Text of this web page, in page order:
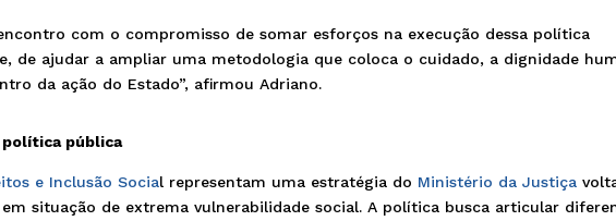
encontro com o compromisso de somar esforços na execução dessa política
de ajudar a ampliar uma metodologia que coloca o cuidado, a dignidade
da ação do Estado”, afirmou Adriano.
política pública
e Inclusão Social representam uma estratégia do Ministério da Justiça
situação de extrema vulnerabilidade social. A política busca articular